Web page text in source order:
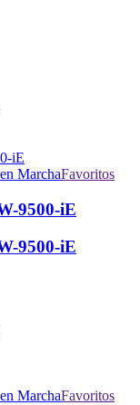
Favoritos
9500-iE
9500-iE
Favoritos